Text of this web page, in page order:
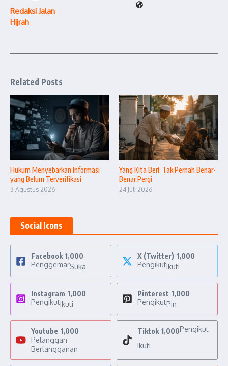
Redaksi Jalan
Hijrah
Related Posts
Hukum Menyebarkan Informasi
yang Belum Terverifikasi
3 Agustus 2026
Yang Kita Beri, Tak Pernah Benar-
Benar Pergi
24 Juli 2026
Social Icons
Facebook 1,000
PenggemarSuka
X (Twitter) 1,000
PengikutIkuti
Instagram 1,000
PengikutIkuti
Pinterest 1,000
PengikutPin
Youtube 1,000
Pelanggan
Berlangganan
Tiktok 1,000Pengikut
Ikuti